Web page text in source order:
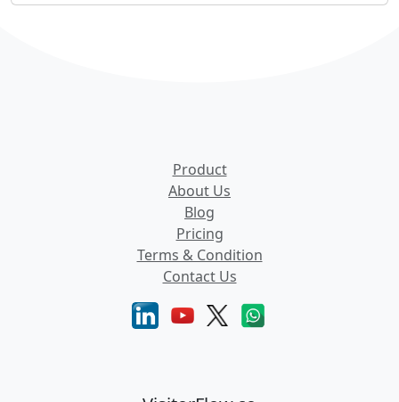
Product
About Us
Blog
Pricing
Terms & Condition
Contact Us